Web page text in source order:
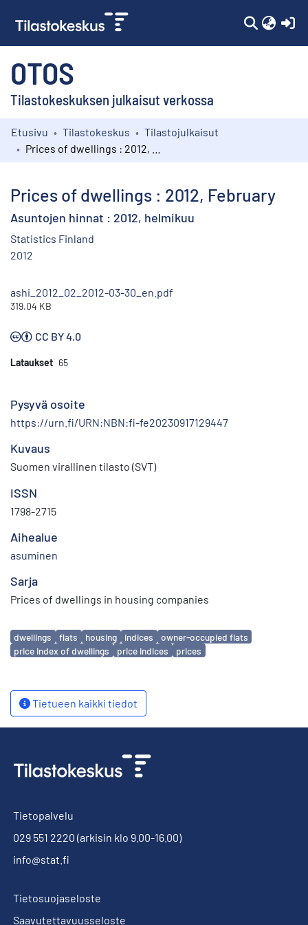
OTOS
Tilastokeskuksen julkaisut verkossa
Kokoelmat
Etusivu Tilastokeskus
Tilastojulkaisut
Prices of dwellings : 2012, February
Asuntojen hinnat : 2012, helmikuu
Statistics Finland
2012
ashi_2012_02_2012-03-30_en.pdf
319.04 KB
CC BY 4.0
Lataukset 65
Pysyvä osoite
https://urn.fi/URN:NBN:fi-fe20230917129447
Kuvaus
Suomen virallinen tilasto (SVT)
ISSN
1798-2715
Aihealue
asuminen
Sarja
Prices of dwellings in housing companies
Avainsanat
dwellings flats housing indices
owner-occupied flats
price index of dwellings
price indices prices
Tietueen kaikki tiedot
Tietopalvelu
029 551 2220 (arkisin klo 9.00-16.00)
info@stat.fi
Tietosuojaseloste
Saavutettavuusseloste